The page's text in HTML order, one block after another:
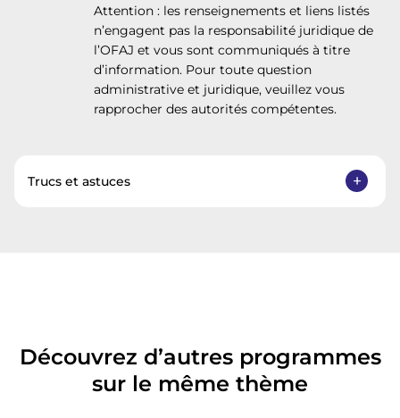
Attention : les renseignements et liens listés
n’engagent pas la responsabilité juridique de
l’OFAJ et vous sont communiqués à titre
d’information. Pour toute question
administrative et juridique, veuillez vous
rapprocher des autorités compétentes.
Trucs et astuces
Découvrez d’autres programmes
sur le même thème